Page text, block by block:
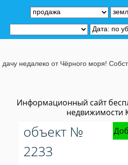
Информационный сайт
недвижимости
объект №
2233
недалеко от Чёрного моря!